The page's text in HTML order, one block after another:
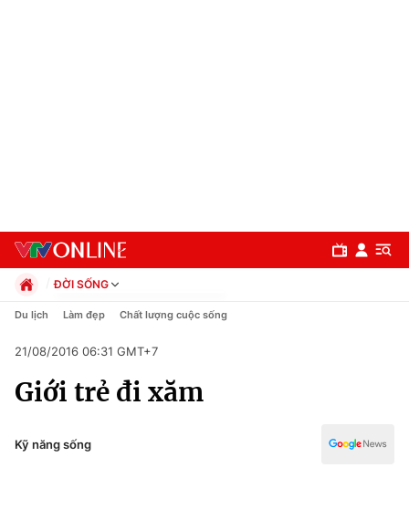
Chuyên mục
ĐỜI SỐNG
Chính trị
Pháp luật
Kinh tế
Thể thao
Văn hóa - Giải trí
Du lịch Làm đẹp Chất lượng cuộc sống
21/08/2016 06:31 GMT+7
Giới trẻ đi xăm
Kỹ năng sống